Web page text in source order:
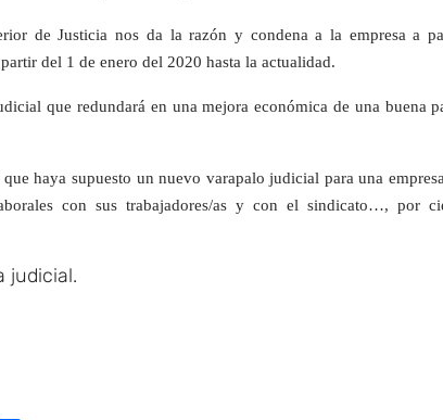
de Justicia nos da la razón y condena a la empresa a
del 1 de enero del 2020 hasta la actualidad.
que redundará en una mejora económica de una buena
haya supuesto un nuevo varapalo judicial para una
con sus trabajadores/as y con el sindicato…, por
judicial.